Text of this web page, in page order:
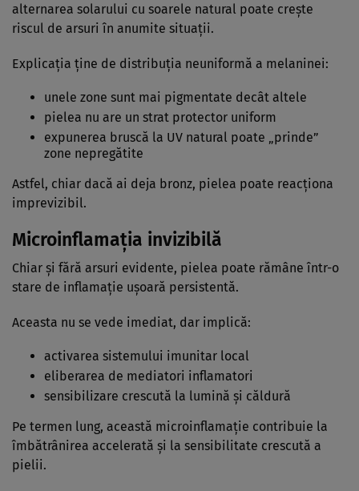
alternarea solarului cu soarele natural poate crește
riscul de arsuri în anumite situații.
Explicația ține de distribuția neuniformă a melaninei:
unele zone sunt mai pigmentate decât altele
pielea nu are un strat protector uniform
expunerea bruscă la UV natural poate „prinde”
zone nepregătite
Astfel, chiar dacă ai deja bronz, pielea poate reacționa
imprevizibil.
Microinflamația invizibilă
Chiar și fără arsuri evidente, pielea poate rămâne într-o
stare de inflamație ușoară persistentă.
Aceasta nu se vede imediat, dar implică:
activarea sistemului imunitar local
eliberarea de mediatori inflamatori
sensibilizare crescută la lumină și căldură
Pe termen lung, această microinflamație contribuie la
îmbătrânirea accelerată și la sensibilitate crescută a
pielii.